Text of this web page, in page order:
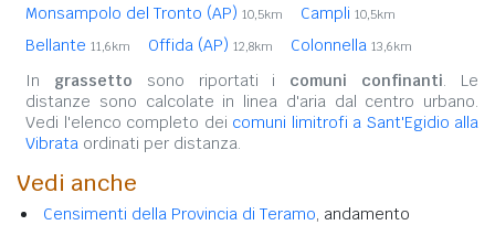
Monsampolo del Tronto (AP) 10,5km Campli 10,5km
Bellante 11,6km Offida (AP) 12,8km Colonnella 13,6km
In grassetto sono riportati i comuni confinanti. Le
distanze sono calcolate in linea d'aria dal centro urbano.
Vedi l'elenco completo dei comuni limitrofi a Sant'Egidio alla
Vibrata ordinati per distanza.
Vedi anche
Censimenti della Provincia di Teramo, andamento